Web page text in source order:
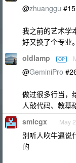
@zhuanggu #15
我之前的艺术学
好又换了个专业。
oldlamp OP
@GeminiPro
做过很多行当，
人敲代码、教基
smlcgx May
别听人吹牛逼说
的